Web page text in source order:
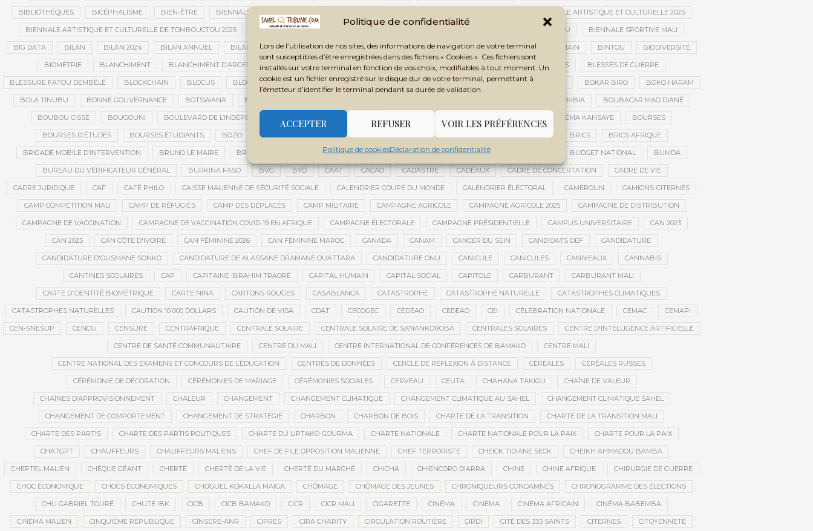
Politique de confidentialité
Lors de l’utilisation de nos sites, des informations de navigation de votre terminal
sont susceptibles d’être enregistrées dans des fichiers « Cookies ». Ces fichiers sont
installés sur votre terminal en fonction de vos choix, modifiables à tout moment. Un
cookie est un fichier enregistré sur le disque dur de votre terminal, permettant à
l’émetteur d’identifier le terminal pendant sa durée de validation.
ACCEPTER REFUSER VOIR LES PRÉFÉRENCES
Politique de cookiesDéclaration de confidentialité
BIBLIOTHÈQUES BICÉPHALISME BIEN-ÊTRE BIENNALE AFRICAINE DE LA PHOTOGRAPHIE BIENNALE ARTISTIQUE ET CULTURELLE 2025
BIENNALE ARTISTIQUE ET CULTURELLE DE TOMBOUCTOU 2025 BIENNALE ARTISTIQUE ET CULTURELLE TOMBOUCTOU 2025 BIENNALE DE TOMBOUCTOU BIENNALE SPORTIVE MALI
BIG DATA BILAN BILAN 2024 BILAN ANNUEL BILAN DE LA TRANSITION BILAN DES ACTIVITÉS BILAN ET PERSPECTIVES BILAN HUMAIN BINTOU BIODIVERSITÉ
BIOMÉTRIE BLANCHIMENT BLANCHIMENT D’ARGENT BLANCHIMENT DE CAPITAUX BLASPHÈME BLÉ BLÉ RUSSE BLESSÉS BLESSÉS DE GUERRE
BLESSURE FATOU DEMBÉLÉ BLOCKCHAIN BLOCUS BLOCUS ÉCONOMIQUE BLOGING BNDA BOAD BOBO-DIOULASSO BOGOLAN BOKAR BIRO BOKO HARAM
BOLA TINUBU BONNE GOUVERNANCE BOTSWANA BOUARÉ FILY SISSOKO BOUBACAR DOUMBIA BOUBACAR MAO DIANÉ
BOUBOU CISSÉ BOUGOUNI BOULEVARD DE L’INDÉPENDANCE BOUREM BOURÉMA KANSAYE BOURSES
BOURSES D'ÉTUDES BOURSES ÉTUDIANTS BOZO BRASSAGE CULTUREL BRÉSIL BRICE OLIGUI NGUEMA BRICS BRICS AFRIQUE
BRIGADE MOBILE D’INTERVENTION BRUNO LE MAIRE BRUXELLES BUDGET 2027-2029 BUDGET AGRICOLE BUDGET DE LA PRÉSIDENCE BUDGET NATIONAL BUMDA
BUREAU DU VÉRIFICATEUR GÉNÉRAL BURKINA FASO BVG BYD CAAT CACAO CADASTRE CADEAUX CADRE DE CONCERTATION CADRE DE VIE
CADRE JURIDIQUE CAF CAFÉ PHILO CAISSE MALIENNE DE SÉCURITÉ SOCIALE CALENDRIER COUPE DU MONDE CALENDRIER ÉLECTORAL CAMEROUN CAMIONS-CITERNES
CAMP COMPÉTITION MALI CAMP DE RÉFUGIÉS CAMP DES DÉPLACÉS CAMP MILITAIRE CAMPAGNE AGRICOLE CAMPAGNE AGRICOLE 2025 CAMPAGNE DE DISTRIBUTION
CAMPAGNE DE VACCINATION CAMPAGNE DE VACCINATION COVID-19 EN AFRIQUE CAMPAGNE ÉLECTORALE CAMPAGNE PRÉSIDENTIELLE CAMPUS UNIVERSITAIRE CAN 2023
CAN 2025 CAN CÔTE D'IVOIRE CAN FÉMININE 2026 CAN FÉMININE MAROC CANADA CANAM CANCER DU SEIN CANDIDATS DEF CANDIDATURE
CANDIDATURE D'OUSMANE SONKO CANDIDATURE DE ALASSANE DRAMANE OUATTARA CANDIDATURE ONU CANICULE CANICULES CANIVEAUX CANNABIS
CANTINES SCOLAIRES CAP CAPITAINE IBRAHIM TRAORÉ CAPITAL HUMAIN CAPITAL SOCIAL CAPITOLE CARBURANT CARBURANT MALI
CARTE D’IDENTITÉ BIOMÉTRIQUE CARTE NINA CARTONS ROUGES CASABLANCA CATASTROPHE CATASTROPHE NATURELLE CATASTROPHES CLIMATIQUES
CATASTROPHES NATURELLES CAUTION 10 000 DOLLARS CAUTION DE VISA CDAT CECOGEC CÉDÉAO CEDEAO CEI CÉLÉBRATION NATIONALE CEMAC CEMAPI
CEN-SNESUP CENOU CENSURE CENTRAFRIQUE CENTRALE SOLAIRE CENTRALE SOLAIRE DE SANANKOROBA CENTRALES SOLAIRES CENTRE D'INTELLIGENCE ARTIFICIELLE
CENTRE DE SANTÉ COMMUNAUTAIRE CENTRE DU MALI CENTRE INTERNATIONAL DE CONFÉRENCES DE BAMAKO CENTRE MALI
CENTRE NATIONAL DES EXAMENS ET CONCOURS DE L’ÉDUCATION CENTRES DE DONNÉES CERCLE DE RÉFLEXION À DISTANCE CÉRÉALES CÉRÉALES RUSSES
CÉRÉMONIE DE DÉCORATION CÉRÉMONIES DE MARIAGE CÉRÉMONIES SOCIALES CERVEAU CEUTA CHAHANA TAKIOU CHAÎNE DE VALEUR
CHAÎNES D’APPROVISIONNEMENT CHALEUR CHANGEMENT CHANGEMENT CLIMATIQUE CHANGEMENT CLIMATIQUE AU SAHEL CHANGEMENT CLIMATIQUE SAHEL
CHANGEMENT DE COMPORTEMENT CHANGEMENT DE STRATÉGIE CHARBON CHARBON DE BOIS CHARTE DE LA TRANSITION CHARTE DE LA TRANSITION MALI
CHARTE DES PARTIS CHARTE DES PARTIS POLITIQUES CHARTE DU LIPTAKO-GOURMA CHARTE NATIONALE CHARTE NATIONALE POUR LA PAIX CHARTE POUR LA PAIX
CHATGPT CHAUFFEURS CHAUFFEURS MALIENS CHEF DE FILE OPPOSITION MALIENNE CHEF TERRORISTE CHEICK TIDIANE SECK CHEIKH AHMADOU BAMBA
CHEPTEL MALIEN CHÈQUE GÉANT CHERTÉ CHERTÉ DE LA VIE CHERTÉ DU MARCHÉ CHICHA CHIENCORO DIARRA CHINE CHINE AFRIQUE CHIRURGIE DE GUERRE
CHOC ÉCONOMIQUE CHOCS ÉCONOMIQUES CHOGUEL KOKALLA MAÏGA CHÔMAGE CHÔMAGE DES JEUNES CHRONIQUEURS CONDAMNÉS CHRONOGRAMME DES ÉLECTIONS
CHU GABRIEL TOURÉ CHUTE IBK CICB CICB BAMAKO CICR CICR MALI CIGARETTE CINÉMA CINEMA CINÉMA AFRICAIN CINÉMA BABEMBA
CINÉMA MALIEN CINQUIÈME RÉPUBLIQUE CINSERE-ANR CIPRES CIRA CHARITY CIRCULATION ROUTIÈRE CIRDI CITÉ DES 333 SAINTS CITERNES CITOYENNETÉ